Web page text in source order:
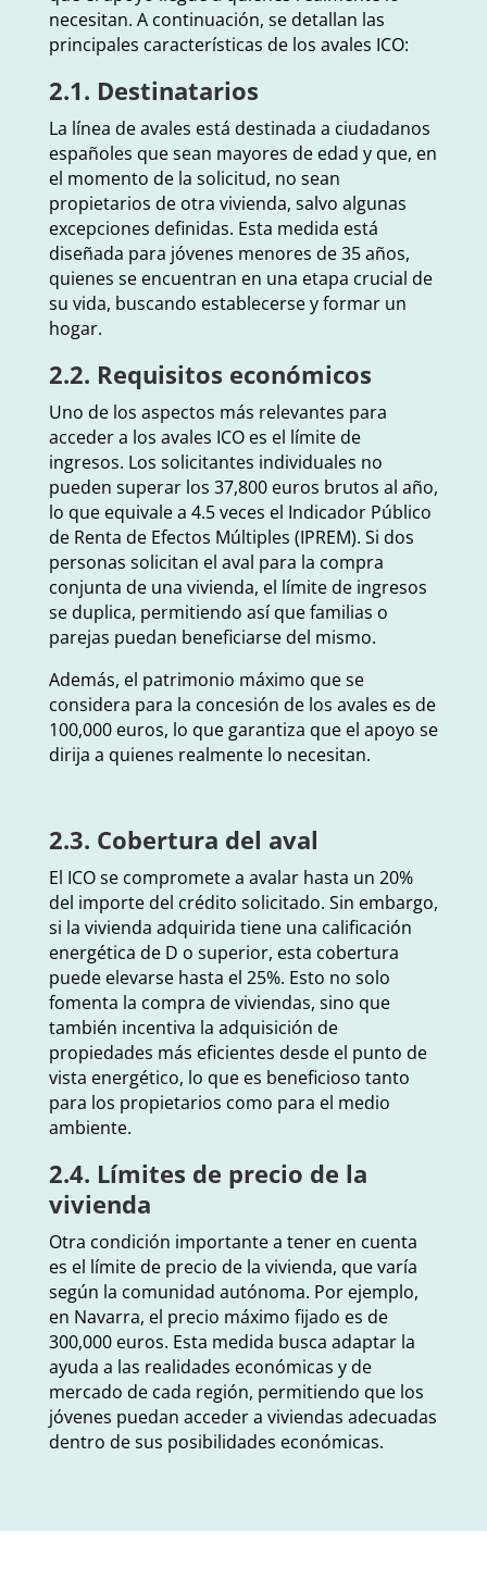
necesitan. A continuación, se detallan las
principales características de los avales ICO:
2.1. Destinatarios
La línea de avales está destinada a ciudadanos
españoles que sean mayores de edad y que, en
el momento de la solicitud, no sean
propietarios de otra vivienda, salvo algunas
excepciones definidas. Esta medida está
diseñada para jóvenes menores de 35 años,
quienes se encuentran en una etapa crucial de
su vida, buscando establecerse y formar un
hogar.
2.2. Requisitos económicos
Uno de los aspectos más relevantes para
acceder a los avales ICO es el límite de
ingresos. Los solicitantes individuales no
pueden superar los 37,800 euros brutos al año,
lo que equivale a 4.5 veces el Indicador Público
de Renta de Efectos Múltiples (IPREM). Si dos
personas solicitan el aval para la compra
conjunta de una vivienda, el límite de ingresos
se duplica, permitiendo así que familias o
parejas puedan beneficiarse del mismo.
Además, el patrimonio máximo que se
considera para la concesión de los avales es de
100,000 euros, lo que garantiza que el apoyo se
dirija a quienes realmente lo necesitan.
2.3. Cobertura del aval
El ICO se compromete a avalar hasta un 20%
del importe del crédito solicitado. Sin embargo,
si la vivienda adquirida tiene una calificación
energética de D o superior, esta cobertura
puede elevarse hasta el 25%. Esto no solo
fomenta la compra de viviendas, sino que
también incentiva la adquisición de
propiedades más eficientes desde el punto de
vista energético, lo que es beneficioso tanto
para los propietarios como para el medio
ambiente.
2.4. Límites de precio de la
vivienda
Otra condición importante a tener en cuenta
es el límite de precio de la vivienda, que varía
según la comunidad autónoma. Por ejemplo,
en Navarra, el precio máximo fijado es de
300,000 euros. Esta medida busca adaptar la
ayuda a las realidades económicas y de
mercado de cada región, permitiendo que los
jóvenes puedan acceder a viviendas adecuadas
dentro de sus posibilidades económicas.